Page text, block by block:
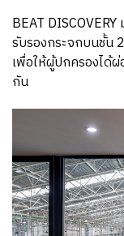
BEAT
รับรองกระจกบนชั้น
เพื่อให้ผู้ปกครองได้
กัน